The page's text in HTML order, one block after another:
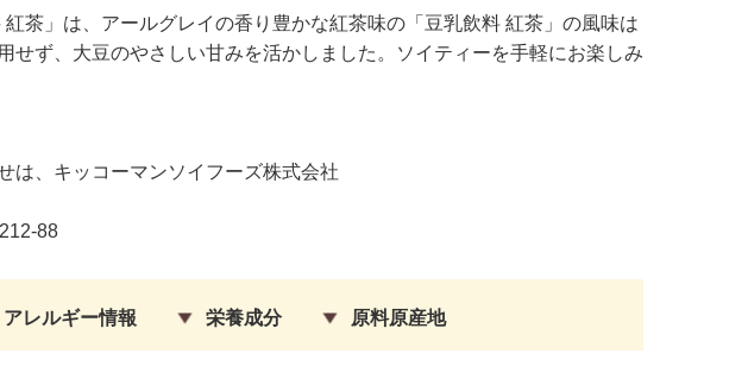
紅茶」は、アールグレイの香り豊かな紅茶味の「豆乳飲料 紅茶」の風味は
せず、大豆のやさしい甘みを活かしました。ソイティーを手軽にお楽しみ
は、キッコーマンソイフーズ株式会社
88
アレルギー情報 栄養成分 原料原産地